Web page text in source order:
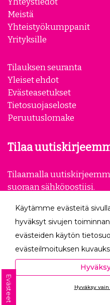
Meistä
Yhteistyökumppanit
Yrityksille
Tilauksen seuranta
Yleiset ehdot
Evästeasetukset
Tietosuojaseloste
Peruutuslomake
Tilaa
Tilaamalla
suoraan sähköpostiisi.
Seuraa meitä
Käytämme evästeitä
hyväksyt sivujen
evästeiden käytön
evästeilmoituksen
Hyväksyessäsi
autat meitä mittaamaan
verkkosivumme toimintaa
Hyväksy
Evästeet